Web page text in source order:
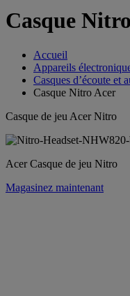
Casque
Accueil
Appareils
Casques d’écoute et
Casque Nitro Acer
Casque de jeu Acer Nitro
Acer Casque de jeu Nitro
Magasinez maintenant